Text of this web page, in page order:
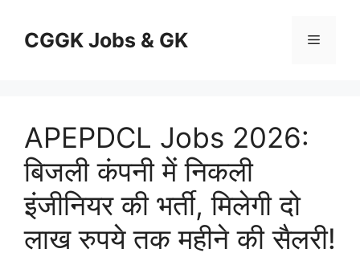
contentCGGK Jobs & GK Menu
APEPDCL Jobs 2026:
बिजली कंपनी में निकली
इंजीनियर की भर्ती, मिलेगी दो
लाख रुपये तक महीने की सैलरी!